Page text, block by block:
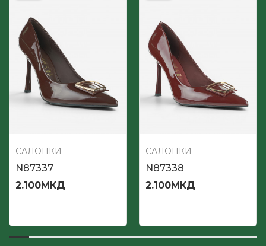
САЛОНКИ
N87337
2.100МКД
САЛОНКИ
N87338
2.100МКД